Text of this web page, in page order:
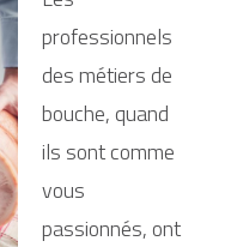
professionnels
des métiers de
bouche, quand
ils sont comme
vous
passionnés, ont